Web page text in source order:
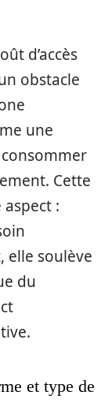
d’accès
obstacle
une
Cette
:
elle soulève
du
et type de